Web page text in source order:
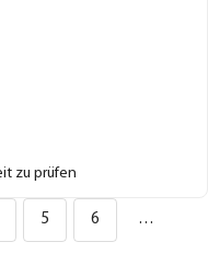
zu prüfen
5 6 …